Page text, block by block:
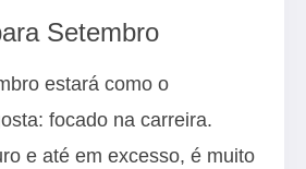
Setembro
estará como o
focado na carreira.
e até em excesso, é muito